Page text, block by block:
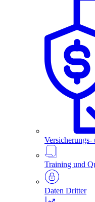
Versicherungs-
Training und
Daten Dritter